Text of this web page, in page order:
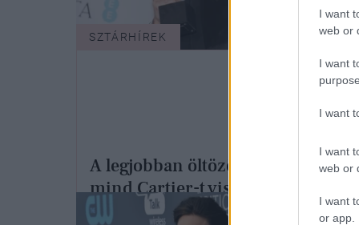
I want
web or
I want
I want
I want
web or
I want
or app.
SZTÁRHÍREK
A legjobban öltözött hírességek
mind Cartier-t viseltek a 2023-as
BAFTA-gálán